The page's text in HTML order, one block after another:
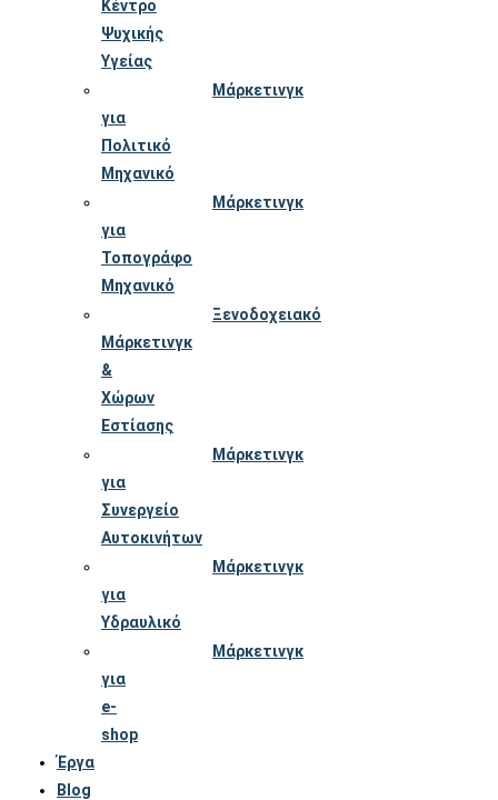
Κέντρο
Ψυχικής
Υγείας
Μάρκετινγκ
για
Πολιτικό
Μηχανικό
Μάρκετινγκ
για
Τοπογράφο
Μηχανικό
Ξενοδοχειακό
Μάρκετινγκ
&
Χώρων
Εστίασης
Μάρκετινγκ
για
Συνεργείο
Αυτοκινήτων
Μάρκετινγκ
για
Υδραυλικό
Μάρκετινγκ
για
e-
shop
Έργα
Blog